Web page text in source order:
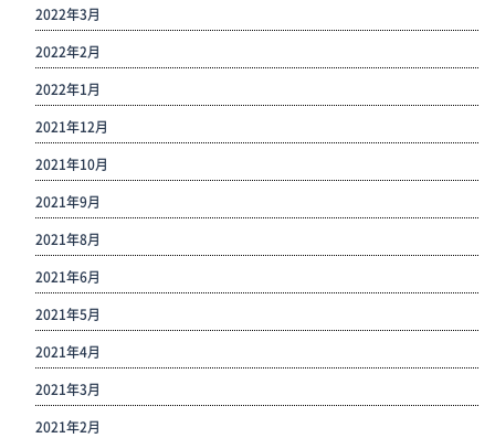
2022年3月
2022年2月
2022年1月
2021年12月
2021年10月
2021年9月
2021年8月
2021年6月
2021年5月
2021年4月
2021年3月
2021年2月